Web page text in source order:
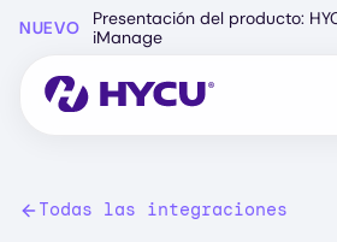
principal
NUEVO
Presentación del producto:
iManage
Todas las integraciones